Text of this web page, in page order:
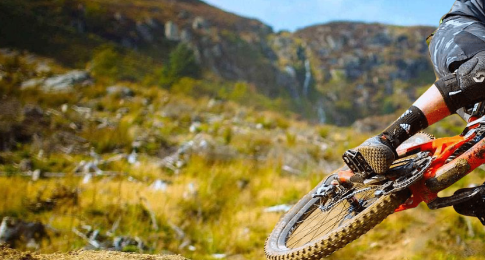
MTB 26″
MTB 29″ SCOTT
MTB 29″ SCOTT
CROSS-COUNTRY
ENDURO
FULL SUSPENSION 20″-26″
TREKKING-ADVENTURE
TREKKING LADY
TOURING
CITY
FOLDING
FAT BIKES
TRICYCLE
E-MTB
E-FULL SUSP
E-TOURING/CITY
E-TOURING/CITY WAVE
E-TREKKING
E-ALL TERRAIN